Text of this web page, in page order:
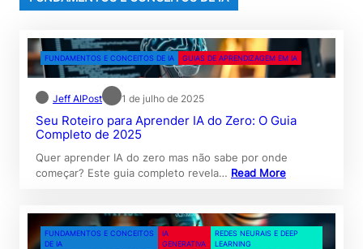
FUNDAMENTOS E CONCEITOS DE IA GUIAS DE APRENDIZAGEM EM IA
Jeff AIPost 1 de julho de 2025
Seu Roteiro para Aprender IA do Zero: O Guia
Completo de 2025
Quer aprender IA do zero mas não sabe por onde
começar? Este guia completo revela… Read More
FUNDAMENTOS E CONCEITOS
DE IA
IA
GENERATIVA
REDES NEURAIS E DEEP
LEARNING